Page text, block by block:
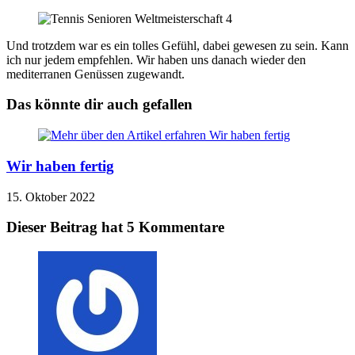
Und trotzdem war es ein tolles Gefühl, dabei gewesen zu sein. Kann
ich nur jedem empfehlen. Wir haben uns danach wieder den
mediterranen Genüssen zugewandt.
Das könnte dir auch gefallen
Wir haben fertig
15. Oktober 2022
Dieser Beitrag hat 5 Kommentare